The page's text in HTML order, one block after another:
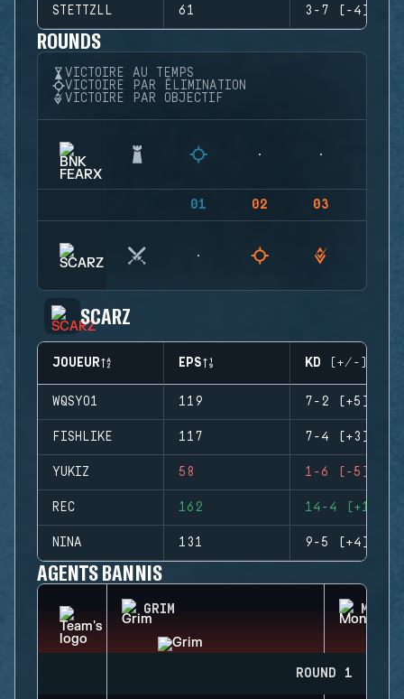
STETTZLL 61 3-7 (-4)
ROUNDS
VICTOIRE AU TEMPS
VICTOIRE PAR ÉLIMINATION
VICTOIRE PAR OBJECTIF
01 02 03
SCARZ
JOUEUR EPS KD (+/-)
WQSYO1 119 7-2 (+5)
FISHLIKE 117 7-4 (+3)
YUKIZ 58 1-6 (-5)
REC 162 14-4 (+10)
NINA 131 9-5 (+4)
AGENTS BANNIS
GRIM
ROUND 1